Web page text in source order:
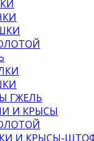
ГЖЕЛЬ
И КРЫСЫ
И КРЫСЫ-